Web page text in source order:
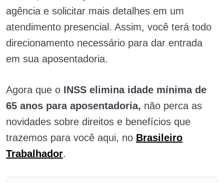
agência e solicitar mais detalhes em um
atendimento presencial. Assim, você terá todo
direcionamento necessário para dar entrada
em sua aposentadoria.
Agora que o INSS elimina idade mínima de
65 anos para aposentadoria, não perca as
novidades sobre direitos e benefícios que
trazemos para você aqui, no Brasileiro
Trabalhador.